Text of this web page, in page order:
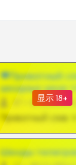
显示 18+
❤Приватный
шкодных шкур
57 •
Приватный слив тг
Шкоды